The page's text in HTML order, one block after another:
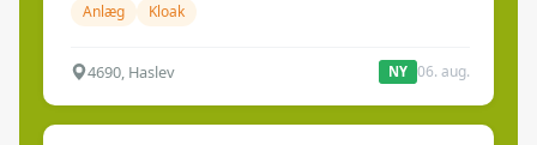
Anlæg Kloak
4690, Haslev NY 06. aug.